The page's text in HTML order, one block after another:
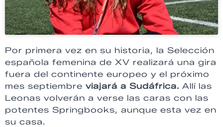
Por primera vez en su historia, la Selección
española femenina de XV realizará una gira
fuera del continente europeo y el próximo
mes septiembre viajará a Sudáfrica. Allí las
Leonas volverán a verse las caras con las
potentes Springbooks, aunque esta vez en
su casa.